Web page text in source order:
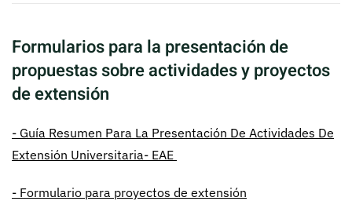
Formularios para la presentación de
propuestas sobre actividades y proyectos
de extensión
- Guía Resumen Para La Presentación De Actividades De
Extensión Universitaria- EAE
- Formulario para proyectos de extensión